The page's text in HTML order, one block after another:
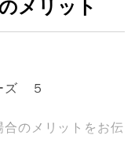
メリット
ズ ５
合のメリットをお伝